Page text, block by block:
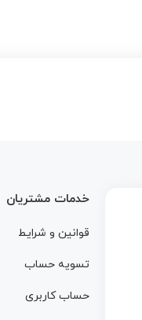
خدمات مشتریان
قوانین و شرایط
تسویه حساب
حساب کاربری